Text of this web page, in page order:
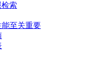
索
至关重要